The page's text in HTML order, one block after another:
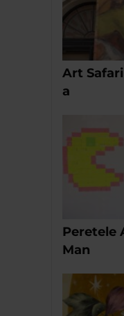
Art
a
Peretele
Man